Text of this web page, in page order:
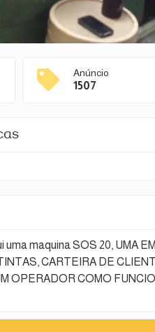
Anúncio
1507
uma maquina SOS 20, UMA
CARTEIRA DE
OPERADOR COMO